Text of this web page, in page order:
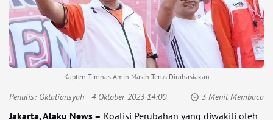
Kapten Timnas Amin Masih Terus Dirahasiakan
Penulis: Oktaliansyah - 4 Oktober 2023 14:00 3 Menit Membaca
Jakarta, Alaku News – Koalisi Perubahan yang diwakili oleh